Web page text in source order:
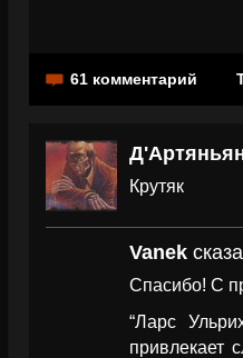
61 комментарий
Крутяк
Vanek
Спасибо! С
“Ларс
привлекает